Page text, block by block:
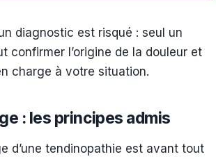
diagnostic est risqué : seul un
confirmer l’origine de la douleur et
charge à votre situation.
: les principes admis
d’une tendinopathie est avant tout